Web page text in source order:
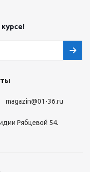
magazin@01-36.ru
Рябцевой 54.